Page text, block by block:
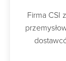
Firma CSI